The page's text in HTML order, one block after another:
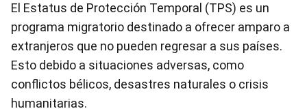
El Estatus de Protección Temporal (TPS) es un
programa migratorio destinado a ofrecer amparo a
extranjeros que no pueden regresar a sus países.
Esto debido a situaciones adversas, como
conflictos bélicos, desastres naturales o crisis
humanitarias.